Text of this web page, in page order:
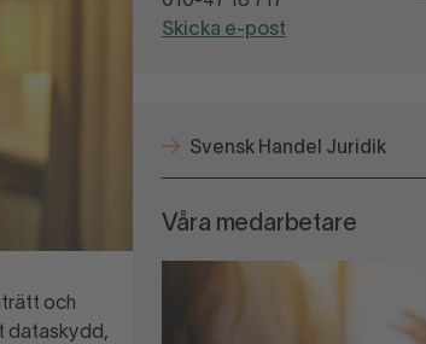
och
dataskydd,
Skicka e-post
Svensk Handel Juridik
Våra medarbetare